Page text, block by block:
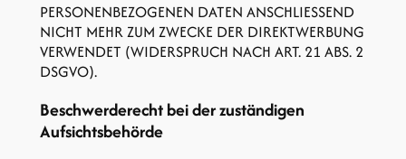
PERSONENBEZOGENEN DATEN ANSCHLIESSEND
NICHT MEHR ZUM ZWECKE DER DIREKTWERBUNG
VERWENDET (WIDERSPRUCH NACH ART. 21 ABS. 2
DSGVO).
Beschwerderecht bei der zuständigen
Aufsichtsbehörde